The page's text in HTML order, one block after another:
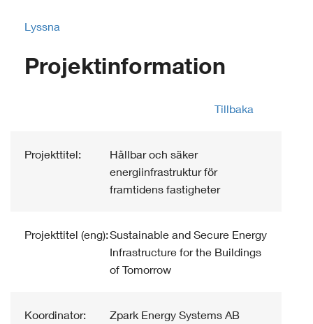
Lyssna
Projektinformation
Tillbaka
Projekttitel:
Hållbar och säker
energiinfrastruktur för
framtidens fastigheter
Projekttitel (eng):Sustainable and Secure Energy
Infrastructure for the Buildings
of Tomorrow
Koordinator: Zpark Energy Systems AB